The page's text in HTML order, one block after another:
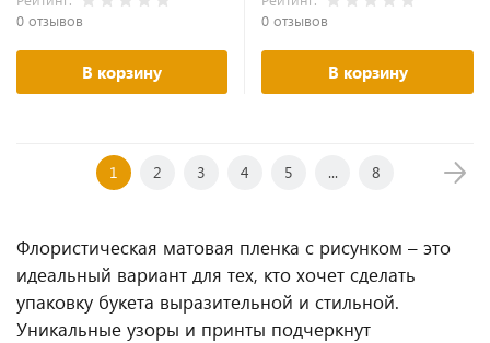
0 отзывов
В корзину
0 отзывов
В корзину
1 2 3 4 5 ... 8
Флористическая матовая пленка с рисунком – это
идеальный вариант для тех, кто хочет сделать
упаковку букета выразительной и стильной.
Уникальные узоры и принты подчеркнут